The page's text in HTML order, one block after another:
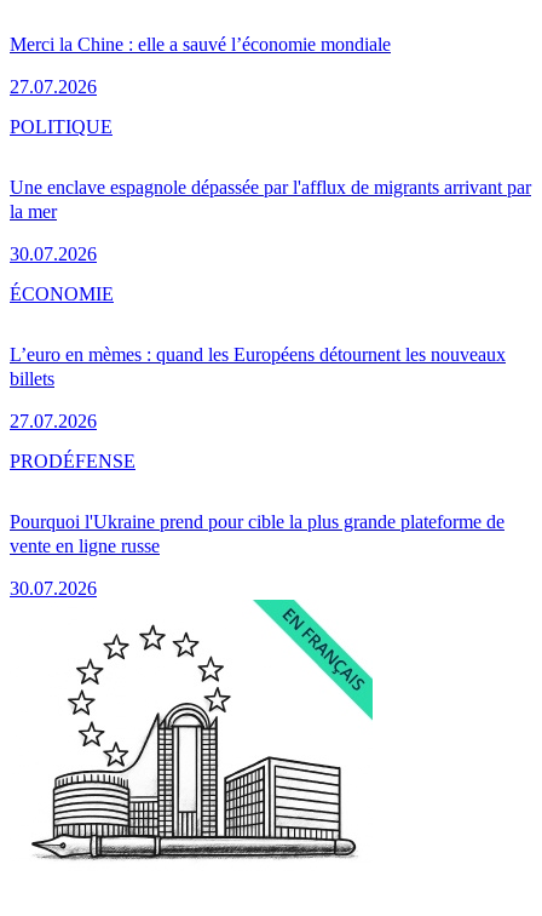
Merci la Chine : elle a sauvé l’économie mondiale
27.07.2026
Une enclave espagnole dépassée par l'afflux de migrants arrivant par
la mer
30.07.2026
POLITIQUE
L’euro en mèmes : quand les Européens détournent les nouveaux
billets
27.07.2026
ÉCONOMIE
Pourquoi l'Ukraine prend pour cible la plus grande plateforme de
vente en ligne russe
30.07.2026
PRODÉFENSE